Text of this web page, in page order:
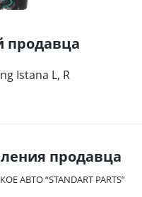
продавца
Istana L, R
продавца
АВТО “STANDART PARTS”